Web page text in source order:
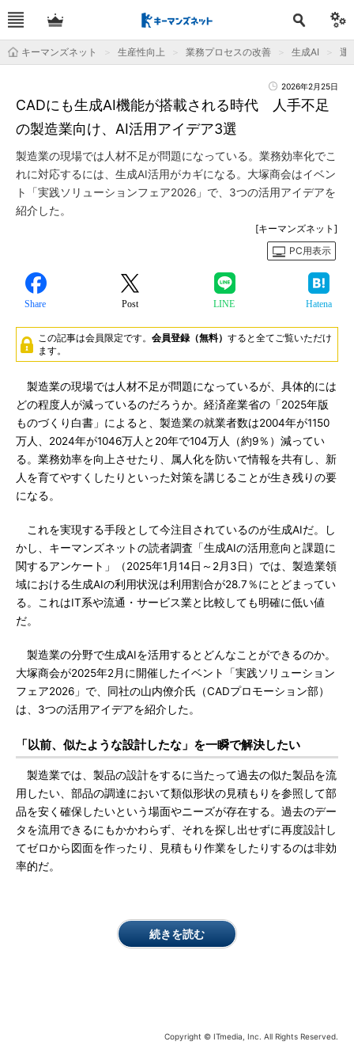
キーマンズネット 生産性向上 業務プロセスの改善 生成AI 運
2026年2月25日
CADにも生成AI機能が搭載される時代 人手不足
の製造業向け、AI活用アイデア3選
製造業の現場では人材不足が問題になっている。業務効率化でこ
れに対応するには、生成AI活用がカギになる。大塚商会はイベン
ト「実践ソリューションフェア2026」で、3つの活用アイデアを
紹介した。
[キーマンズネット]
PC用表示
Share Post LINE Hatena
この記事は会員限定です。 会員登録（無料） すると全てご覧いただけ
ます。
製造業の現場では人材不足が問題になっているが、具体的には
どの程度人が減っているのだろうか。経済産業省の「2025年版
ものづくり白書」によると、製造業の就業者数は2004年が1150
万人、2024年が1046万人と20年で104万人（約9％）減ってい
る。業務効率を向上させたり、属人化を防いで情報を共有し、新
人を育てやすくしたりといった対策を講じることが生き残りの要
になる。
これを実現する手段として今注目されているのが生成AIだ。し
かし、キーマンズネットの読者調査「生成AIの活用意向と課題に
関するアンケート」（2025年1月14日～2月3日）では、製造業領
域における生成AIの利用状況は利用割合が28.7％にとどまってい
る。これはIT系や流通・サービス業と比較しても明確に低い値
だ。
製造業の分野で生成AIを活用するとどんなことができるのか。
大塚商会が2025年2月に開催したイベント「実践ソリューション
フェア2026」で、同社の山内僚介氏（CADプロモーション部）
は、3つの活用アイデアを紹介した。
「以前、似たような設計したな」を一瞬で解決したい
製造業では、製品の設計をするに当たって過去の似た製品を流
用したい、部品の調達において類似形状の見積もりを参照して部
品を安く確保したいという場面やニーズが存在する。過去のデー
タを流用できるにもかかわらず、それを探し出せずに再度設計し
てゼロから図面を作ったり、見積もり作業をしたりするのは非効
率的だ。
続きを読む
Copyright © ITmedia, Inc. All Rights Reserved.